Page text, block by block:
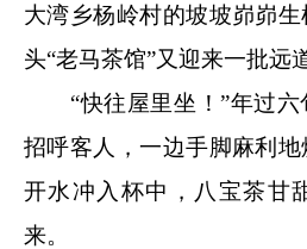
大湾乡杨岭村的坡坡峁峁
头“老马茶馆”又迎来一批远
“快往屋里坐！”年过六
招呼客人，一边手脚麻利
开水冲入杯中，八宝茶甘
来。